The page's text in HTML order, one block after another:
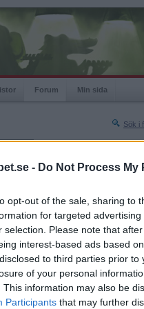
- Do Not Process
opt-out of the sale, sharing to
for targeted
selection. Please note that
interest-based ads based
to third parties prior
of your personal
This information may also be
Participants that may further
Forum Min sida
Sök i
2015-01-